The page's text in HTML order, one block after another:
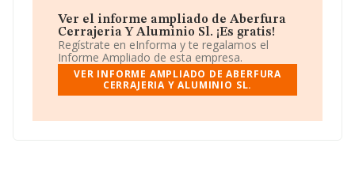
periféricos y programs informáti. La sociedad está
registrada como Sociedad Limitada. Su actividad CNAE
es '%cnae%' con código 4683. No realiza actividad de
importación y/o exportación.
La compañíaAberfura Cerrajeria y Aluminio S.L
B42632794, se encuentra en Calle Oriola núm. 5,
Comunidad Valenciana.
Ver el informe ampliado de Aberfura
Cerrajeria Y Aluminio Sl. ¡Es gratis!
Regístrate en eInforma y te regalamos el
Informe Ampliado de esta empresa.
VER INFORME AMPLIADO DE ABERFURA
CERRAJERIA Y ALUMINIO SL.